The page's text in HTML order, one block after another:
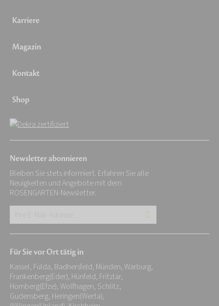
Karriere
Magazin
Kontakt
Shop
Newsletter abonnieren
Bleiben Sie stets informiert. Erfahren Sie alle
Neuigkeiten und Angebote mit dem
ROSENGARTEN-Newsletter.
E-
Adresse:
*
Für Sie vor Ort tätig in
Kassel, Fulda, Badhersfeld, Münden, Warburg,
Frankenberg(Eder), Hünfeld, Fritzlar,
Homberg(Efze), Wolfhagen, Schlitz,
Gudensberg, Heringen(Werta),